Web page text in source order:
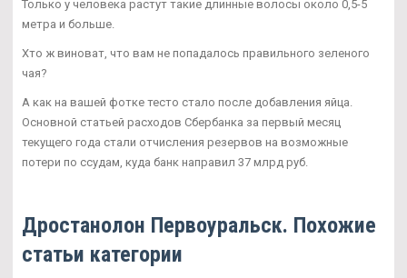
Только у человека растут такие длинные волосы около 0,5-5
метра и больше.
Хто ж виноват, что вам не попадалось правильного зеленого
чая?
А как на вашей фотке тесто стало после добавления яйца.
Основной статьей расходов Сбербанка за первый месяц
текущего года стали отчисления резервов на возможные
потери по ссудам, куда банк направил 37 млрд руб.
Дростанолон Первоуральск. Похожие
статьи категории